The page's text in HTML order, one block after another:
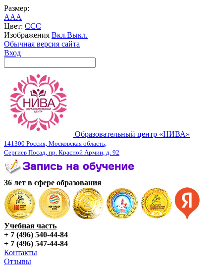
Размер:
AAA
Цвет: CCC
Изображения Вкл.Выкл.
Обычная версия сайта
Вход
Образовательный центр «НИВА»
141300 Россия, Московская область,
Сергиев Посад, пр. Красной Армии, д. 92
36 лет в сфере образования
Учебная часть
+ 7 (496) 540-44-84
+ 7 (496) 547-44-84
Контакты
Отзывы